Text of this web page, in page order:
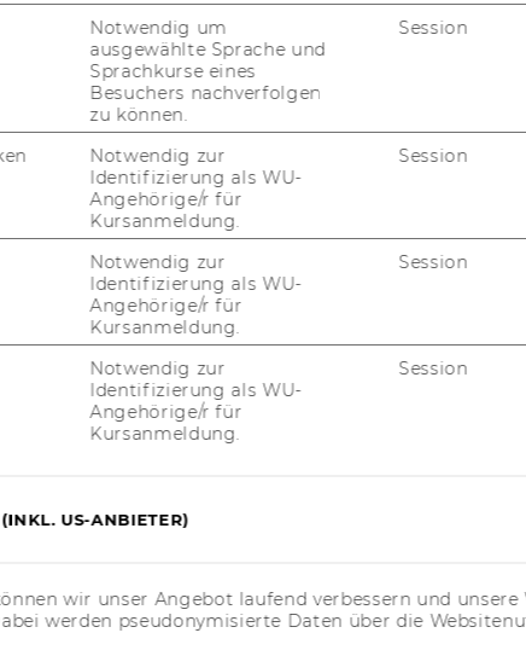
Notwendig um
ausgewählte Sprache und
Sprachkurse eines
Besuchers nachverfolgen
zu können.
Session
Notwendig zur
Identifizierung als WU-
Angehörige/r für
Kursanmeldung.
Session
Notwendig zur
Identifizierung als WU-
Angehörige/r für
Kursanmeldung.
Session
Notwendig zur
Identifizierung als WU-
Angehörige/r für
Kursanmeldung.
Session
US-ANBIETER)
wir unser Angebot laufend verbessern und unsere
werden pseudonymisierte Daten über die